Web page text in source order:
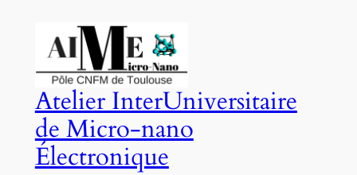
contenu
Atelier InterUniversitaire
de Micro-nano
Électronique